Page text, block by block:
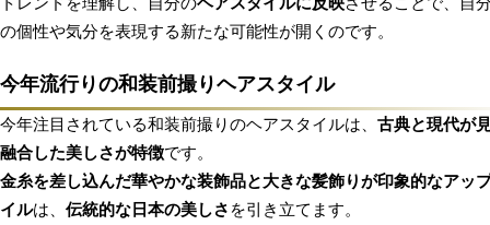
の個性や気分を表現する新たな可能性が開くのです。
今年流行りの和装前撮りヘアスタイル
今年注目されている和装前撮りのヘアスタイルは、 古典と現代が
融合した美しさが特徴です。
金糸を差し込んだ華やかな装飾品と大きな髪飾りが印象的なアッ
イルは、 伝統的な日本の美しさ を引き立てます。